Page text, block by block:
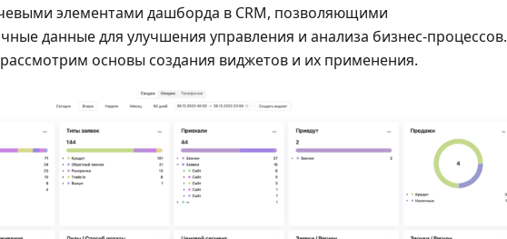
элементами дашборда в CRM, позволяющими
данные для улучшения управления и анализа бизнес-процессов.
основы создания виджетов и их применения.